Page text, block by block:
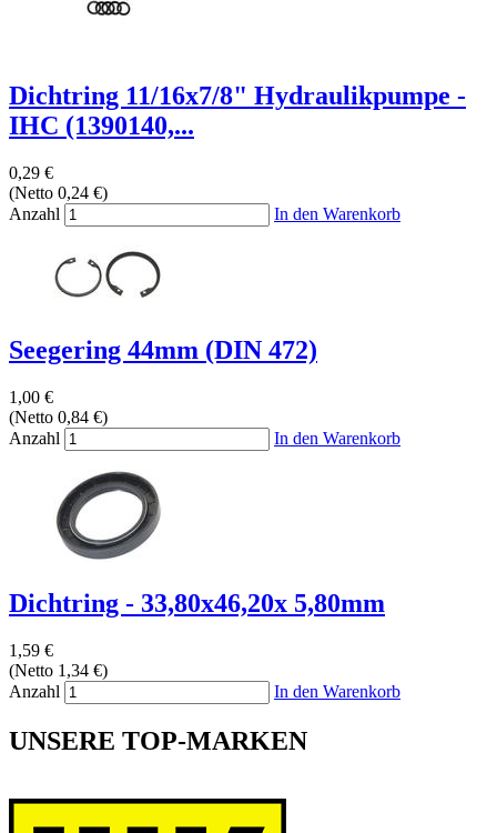
Dichtring 11/16x7/8" Hydraulikpumpe -
IHC (1390140,...
0,29 €
(Netto 0,24 €)
Anzahl
In den Warenkorb
Seegering 44mm (DIN 472)
1,00 €
(Netto 0,84 €)
Anzahl
In den Warenkorb
Dichtring - 33,80x46,20x 5,80mm
1,59 €
(Netto 1,34 €)
Anzahl
In den Warenkorb
UNSERE TOP-MARKEN